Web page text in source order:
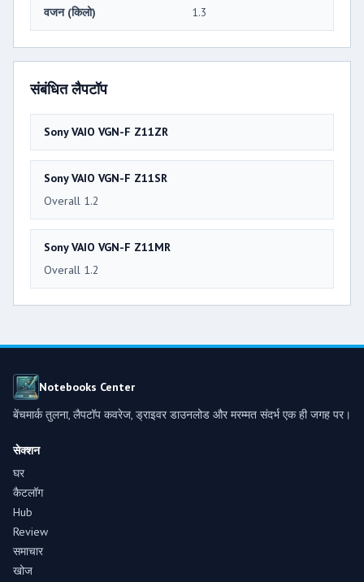
वजन (किलो) 1.3
संबंधित लैपटॉप
Sony VAIO VGN-F Z11ZR
Sony VAIO VGN-F Z11SR
Overall 1.2
Sony VAIO VGN-F Z11MR
Overall 1.2
Notebooks Center
बेंचमार्क तुलना, लैपटॉप कवरेज, ड्राइवर डाउनलोड और मरम्मत संदर्भ एक ही जगह पर।
सेक्शन
घर
कैटलॉग
Hub
Review
समाचार
खोज